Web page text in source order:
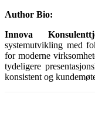
Author Bio:
Innova
systemutvikling med
for moderne
tydeligere
konsistent og